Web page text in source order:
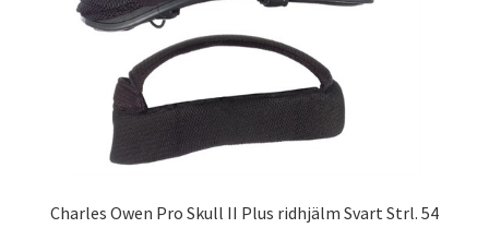
Charles Owen Pro Skull II Plus ridhjälm Svart Strl. 54